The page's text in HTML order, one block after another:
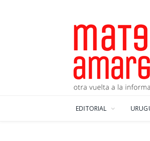
EDITORIAL